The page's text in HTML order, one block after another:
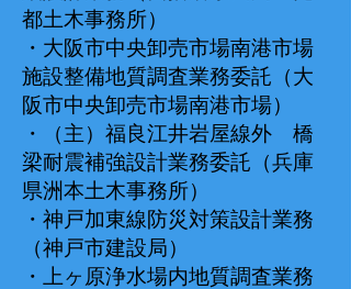
都土木事務所）
・大阪市中央卸売市場南港市場
施設整備地質調査業務委託（大
阪市中央卸売市場南港市場）
・（主）福良江井岩屋線外 橋
梁耐震補強設計業務委託（兵庫
県洲本土木事務所）
・神戸加東線防災対策設計業務
（神戸市建設局）
・上ヶ原浄水場内地質調査業務